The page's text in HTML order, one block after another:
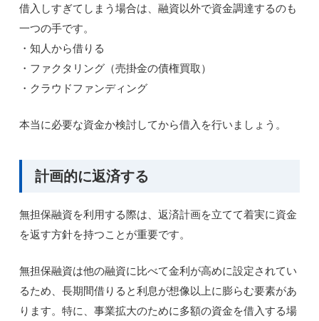
借入しすぎてしまう場合は、融資以外で資金調達するのも
一つの手です。
・知人から借りる
・ファクタリング（売掛金の債権買取）
・クラウドファンディング
本当に必要な資金か検討してから借入を行いましょう。
計画的に返済する
無担保融資を利用する際は、返済計画を立てて着実に資金
を返す方針を持つことが重要です。
無担保融資は他の融資に比べて金利が高めに設定されてい
るため、長期間借りると利息が想像以上に膨らむ要素があ
ります。特に、事業拡大のために多額の資金を借入する場